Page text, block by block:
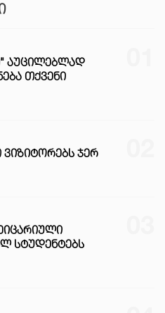
ᲐᲣᲪᲘᲚᲔᲑᲚᲐᲓ
ᲗᲥᲕᲔᲜᲘ
ᲕᲘᲖᲘᲢᲝᲠᲔᲑᲡ ᲯᲔᲠ
ᲡᲢᲣᲓᲔᲜᲢᲔᲑᲡ